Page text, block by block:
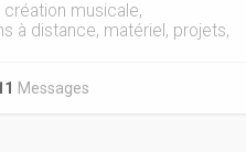
création musicale,
à distance, matériel, projets,
Messages